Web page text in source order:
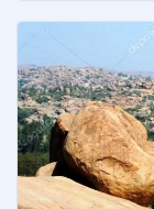
o
k
st